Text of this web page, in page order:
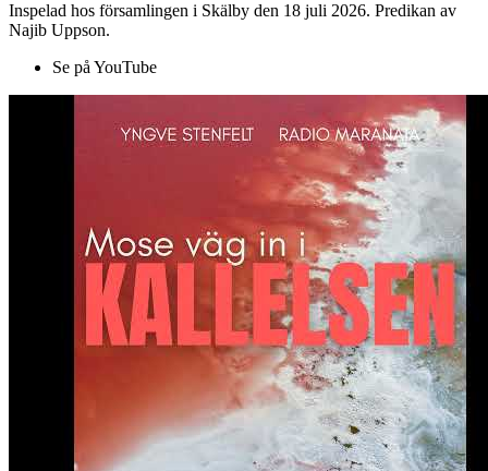
Inspelad hos församlingen i Skälby den 18 juli 2026. Predikan av
Najib Uppson.
Se på YouTube